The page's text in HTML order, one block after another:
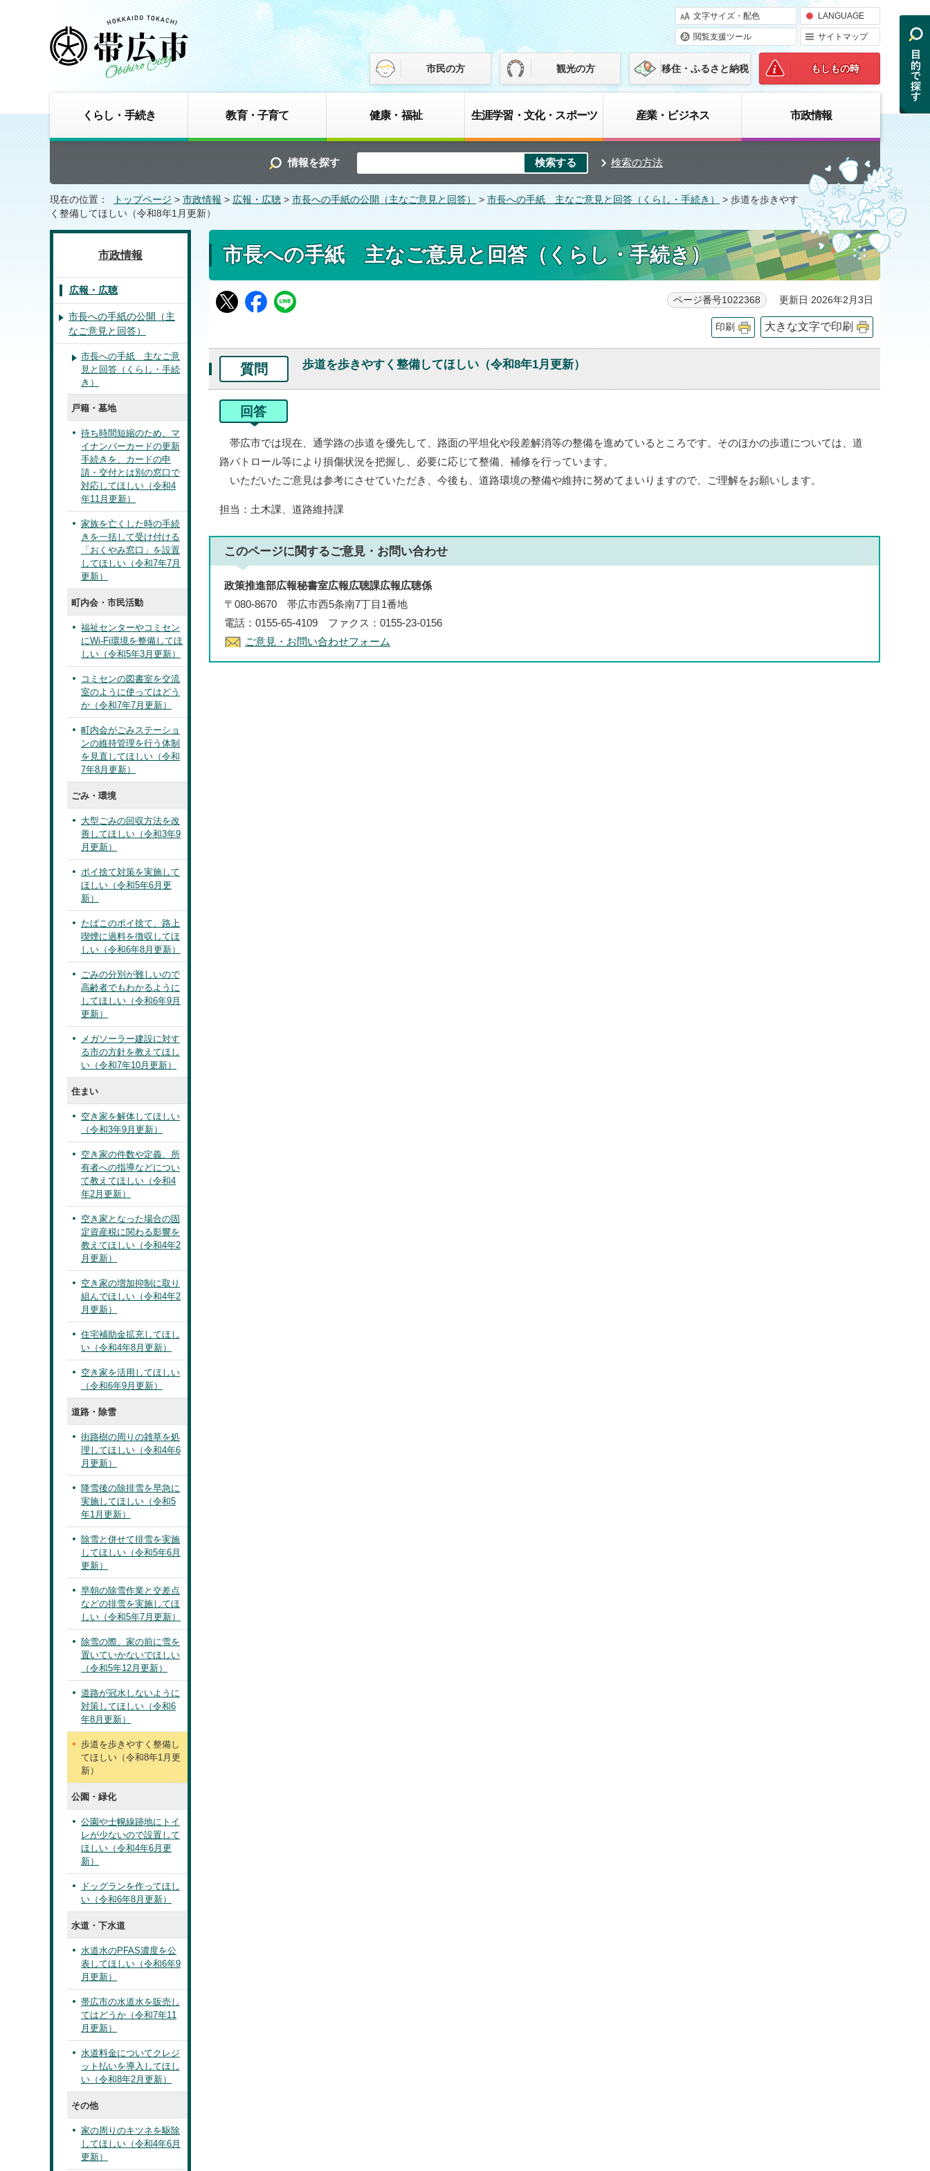
文字サイズ・配色 LANGUAGE
閲覧支援ツール サイトマップ
市民の方 観光の方 移住・ふるさと納税 もしもの時
くらし・手続き 教育・子育て 健康・福祉 生涯学習・文化・スポーツ 産業・ビジネス 市政情報
情報を探す 検索の方法
現在の位置： トップページ > 市政情報 > 広報・広聴 > 市長への手紙の公開（主なご意見と回答） > 市長への手紙 主なご意見と回答（くらし・手続き）
> 歩道を歩きやす
く整備してほしい（令和8年1月更新）
市長への手紙 主なご意見と回答（くらし・手続き）
ページ番号1022368 更新日 2026年2月3日
印刷 大きな文字で印刷
質問 歩道を歩きやすく整備してほしい（令和8年1月更新）
回答
帯広市では現在、通学路の歩道を優先して、路面の平坦化や段差解消等の整備を進めているところです。そのほかの歩道については、道
路パトロール等により損傷状況を把握し、必要に応じて整備、補修を行っています。
いただいたご意見は参考にさせていただき、今後も、道路環境の整備や維持に努めてまいりますので、ご理解をお願いします。
担当：土木課、道路維持課
このページに関するご意見・お問い合わせ
政策推進部広報秘書室広報広聴課広報広聴係
〒080-8670 帯広市西5条南7丁目1番地
電話：0155-65-4109 ファクス：0155-23-0156
ご意見・お問い合わせフォーム
市政情報
広報・広聴
市長への手紙の公開（主
なご意見と回答）
市長への手紙 主なご意
見と回答（くらし・手続
き）
戸籍・墓地
待ち時間短縮のため、マ
イナンバーカードの更新
手続きを、カードの申
請・交付とは別の窓口で
対応してほしい（令和4
年11月更新）
家族を亡くした時の手続
きを一括して受け付ける
「おくやみ窓口」を設置
してほしい（令和7年7月
更新）
町内会・市民活動
福祉センターやコミセン
にWi-Fi環境を整備してほ
しい（令和5年3月更新）
コミセンの図書室を交流
室のように使ってはどう
か（令和7年7月更新）
町内会がごみステーショ
ンの維持管理を行う体制
を見直してほしい（令和
7年8月更新）
ごみ・環境
大型ごみの回収方法を改
善してほしい（令和3年9
月更新）
ポイ捨て対策を実施して
ほしい（令和5年6月更
新）
たばこのポイ捨て、路上
喫煙に過料を徴収してほ
しい（令和6年8月更新）
ごみの分別が難しいので
高齢者でもわかるように
してほしい（令和6年9月
更新）
メガソーラー建設に対す
る市の方針を教えてほし
い（令和7年10月更新）
住まい
空き家を解体してほしい
（令和3年9月更新）
空き家の件数や定義、所
有者への指導などについ
て教えてほしい（令和4
年2月更新）
空き家となった場合の固
定資産税に関わる影響を
教えてほしい（令和4年2
月更新）
空き家の増加抑制に取り
組んでほしい（令和4年2
月更新）
住宅補助金拡充してほし
い（令和4年8月更新）
空き家を活用してほしい
（令和6年9月更新）
道路・除雪
街路樹の周りの雑草を処
理してほしい（令和4年6
月更新）
降雪後の除排雪を早急に
実施してほしい（令和5
年1月更新）
除雪と併せて排雪を実施
してほしい（令和5年6月
更新）
早朝の除雪作業と交差点
などの排雪を実施してほ
しい（令和5年7月更新）
除雪の際、家の前に雪を
置いていかないでほしい
（令和5年12月更新）
道路が冠水しないように
対策してほしい（令和6
年8月更新）
歩道を歩きやすく整備し
てほしい（令和8年1月更
新）
公園・緑化
公園や士幌線跡地にトイ
レが少ないので設置して
ほしい（令和4年6月更
新）
ドッグランを作ってほし
い（令和6年8月更新）
水道・下水道
水道水のPFAS濃度を公
表してほしい（令和6年9
月更新）
帯広市の水道水を販売し
てはどうか（令和7年11
月更新）
水道料金についてクレジ
ット払いを導入してほし
い（令和8年2月更新）
その他
家の周りのキツネを駆除
してほしい（令和4年6月
更新）